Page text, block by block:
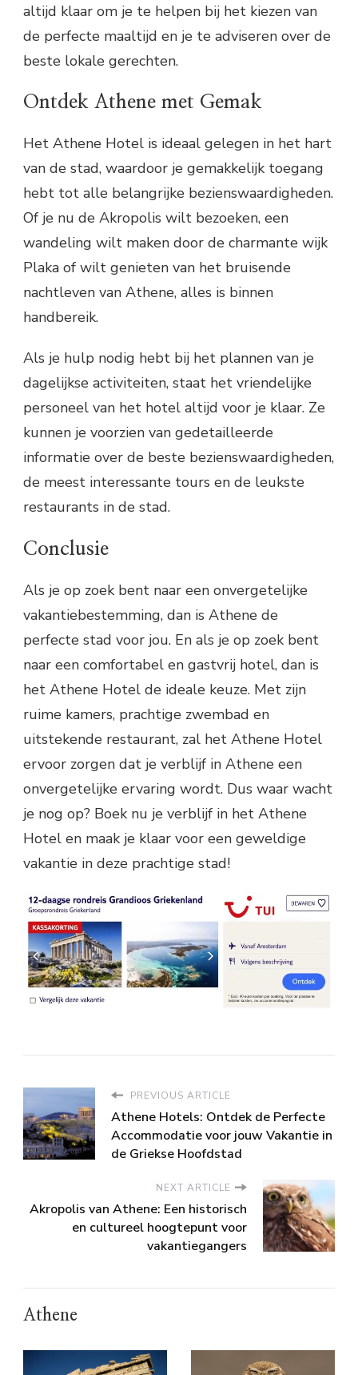
altijd klaar om je te helpen bij het kiezen van
de perfecte maaltijd en je te adviseren over de
beste lokale gerechten.
Ontdek Athene met Gemak
Het Athene Hotel is ideaal gelegen in het hart
van de stad, waardoor je gemakkelijk toegang
hebt tot alle belangrijke bezienswaardigheden.
Of je nu de Akropolis wilt bezoeken, een
wandeling wilt maken door de charmante wijk
Plaka of wilt genieten van het bruisende
nachtleven van Athene, alles is binnen
handbereik.
Als je hulp nodig hebt bij het plannen van je
dagelijkse activiteiten, staat het vriendelijke
personeel van het hotel altijd voor je klaar. Ze
kunnen je voorzien van gedetailleerde
informatie over de beste bezienswaardigheden,
de meest interessante tours en de leukste
restaurants in de stad.
Conclusie
Als je op zoek bent naar een onvergetelijke
vakantiebestemming, dan is Athene de
perfecte stad voor jou. En als je op zoek bent
naar een comfortabel en gastvrij hotel, dan is
het Athene Hotel de ideale keuze. Met zijn
ruime kamers, prachtige zwembad en
uitstekende restaurant, zal het Athene Hotel
ervoor zorgen dat je verblijf in Athene een
onvergetelijke ervaring wordt. Dus waar wacht
je nog op? Boek nu je verblijf in het Athene
Hotel en maak je klaar voor een geweldige
vakantie in deze prachtige stad!
PREVIOUS ARTICLE
Athene Hotels: Ontdek de Perfecte
Accommodatie voor jouw Vakantie in
de Griekse Hoofdstad
NEXT ARTICLE
Akropolis van Athene: Een historisch
en cultureel hoogtepunt voor
vakantiegangers
Athene